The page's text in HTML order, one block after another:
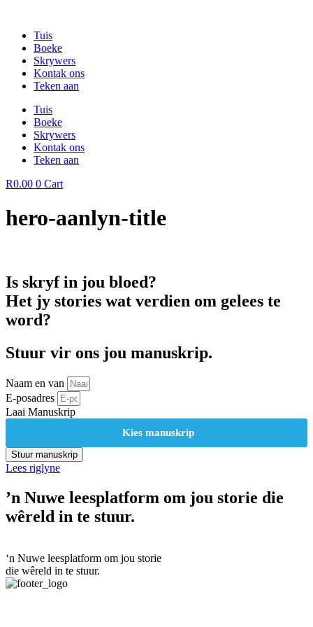
contentTuis
Boeke
Skrywers
Kontak ons
Teken aan
Tuis
Boeke
Skrywers
Kontak ons
Teken aan
R0.00 0 Cart
hero-aanlyn-title
Is skryf in jou bloed?
Het jy stories wat verdien om gelees te
word?
Stuur vir ons jou manuskrip.
Naam en van
E-posadres
Laai Manuskrip
Kies manuskrip
Stuur manuskrip
Lees riglyne
’n Nuwe leesplatform om jou storie die
wêreld in te stuur.
‘n Nuwe leesplatform om jou storie
die wêreld in te stuur.